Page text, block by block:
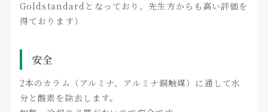
Goldstandardとなっており、先生方からも高い評価を
得ております）
安全
2本のカラム（アルミナ、アルミナ銅触媒）に通して水
分と酸素を除去します。